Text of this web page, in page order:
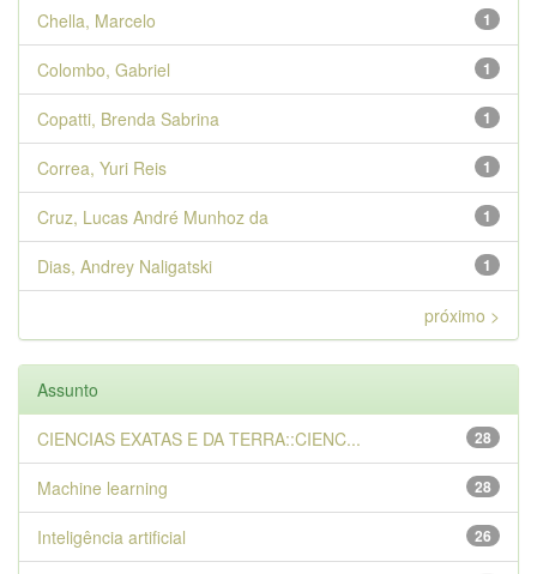
1
Chella, Marcelo
1
Colombo, Gabriel
1
Copatti, Brenda Sabrina
1
Correa, Yuri Reis
1
Cruz, Lucas André Munhoz da
1
Dias, Andrey Naligatski
próximo >
Assunto
28
CIENCIAS EXATAS E DA TERRA::CIENC...
28
Machine learning
26
Inteligência artificial